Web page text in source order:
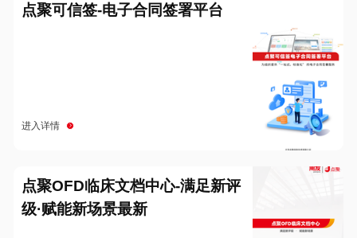
点聚可信签-电子合同签署平台
进入详情
点聚OFD临床文档中心-满足新评
级·赋能新场景最新